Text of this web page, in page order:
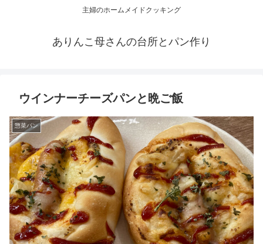
主婦のホームメイドクッキング
ありんこ母さんの台所とパン作り
ウインナーチーズパンと晩ご飯
惣菜パン